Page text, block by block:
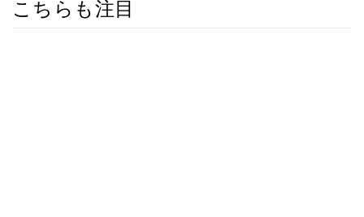
こちらも注目